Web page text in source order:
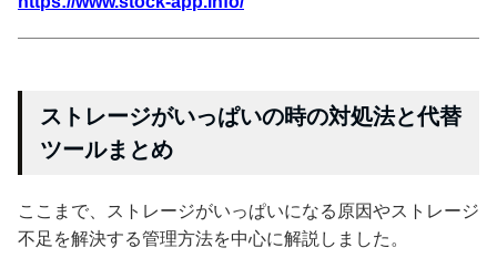
ストレージがいっぱいの時の対処法と代替
ツールまとめ
ここまで、ストレージがいっぱいになる原因やストレージ
不足を解決する管理方法を中心に解説しました。